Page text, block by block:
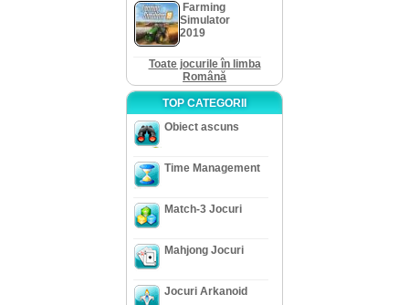
Farming
Simulator
2019
Toate jocurile în limba
Română
TOP CATEGORII
Obiect ascuns
Time Management
Match-3 Jocuri
Mahjong Jocuri
Jocuri Arkanoid